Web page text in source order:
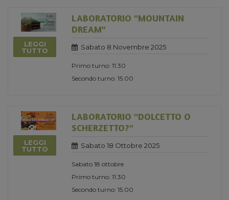
LEGGI
TUTTO
LABORATORIO "MOUNTAIN
DREAM"
Sabato 8 Novembre 2025
Primo turno: 11.30
Secondo turno: 15.00
LEGGI
TUTTO
LABORATORIO "DOLCETTO O
SCHERZETTO?"
Sabato 18 Ottobre 2025
Sabato 18 ottobre
Primo turno: 11.30
Secondo turno: 15.00